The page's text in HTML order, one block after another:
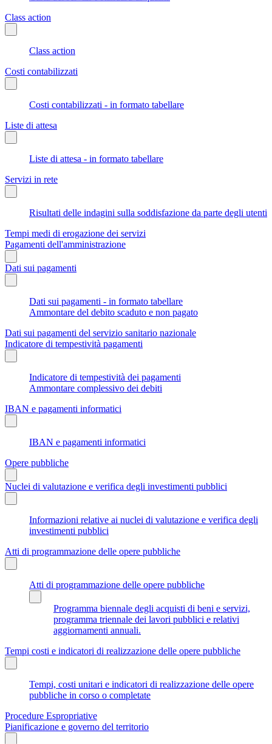
Class action
Class action
Costi contabilizzati
Costi contabilizzati - in formato tabellare
Liste di attesa
Liste di attesa - in formato tabellare
Servizi in rete
Risultati delle indagini sulla soddisfazione da parte degli utenti
Tempi medi di erogazione dei servizi
Pagamenti dell'amministrazione
Dati sui pagamenti
Dati sui pagamenti - in formato tabellare
Ammontare del debito scaduto e non pagato
Dati sui pagamenti del servizio sanitario nazionale
Indicatore di tempestività pagamenti
Indicatore di tempestività dei pagamenti
Ammontare complessivo dei debiti
IBAN e pagamenti informatici
IBAN e pagamenti informatici
Opere pubbliche
Nuclei di valutazione e verifica degli investimenti pubblici
Informazioni relative ai nuclei di valutazione e verifica degli
investimenti pubblici
Atti di programmazione delle opere pubbliche
Atti di programmazione delle opere pubbliche
Programma biennale degli acquisti di beni e servizi,
programma triennale dei lavori pubblici e relativi
aggiornamenti annuali.
Tempi costi e indicatori di realizzazione delle opere pubbliche
Tempi, costi unitari e indicatori di realizzazione delle opere
pubbliche in corso o completate
Procedure Espropriative
Pianificazione e governo del territorio